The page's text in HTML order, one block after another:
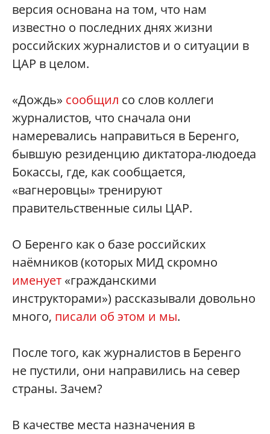
версия основана на том, что нам
известно о последних днях жизни
российских журналистов и о ситуации в
ЦАР в целом.
«Дождь» сообщил со слов коллеги
журналистов, что сначала они
намеревались направиться в Беренго,
бывшую резиденцию диктатора-людоеда
Бокассы, где, как сообщается,
«вагнеровцы» тренируют
правительственные силы ЦАР.
О Беренго как о базе российских
наёмников (которых МИД скромно
именует «гражданскими
инструкторами») рассказывали довольно
много, писали об этом и мы.
После того, как журналистов в Беренго
не пустили, они направились на север
страны. Зачем?
В качестве места назначения в